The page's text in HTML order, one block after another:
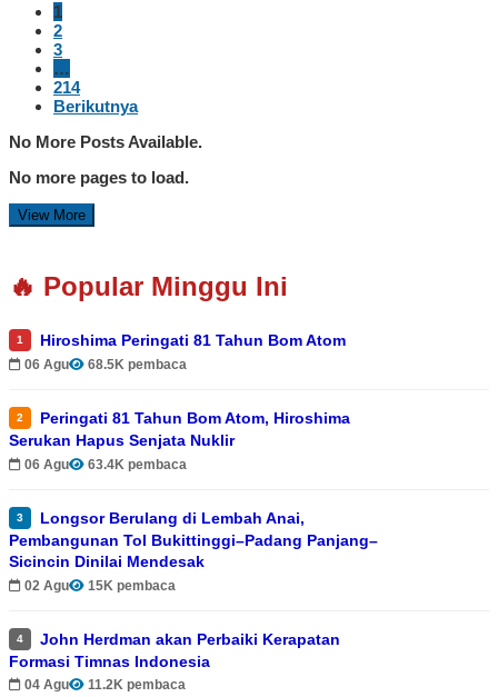
1
2
3
…
214
Berikutnya
No More Posts Available.
No more pages to load.
View More
🔥 Popular Minggu Ini
1 Hiroshima Peringati 81 Tahun Bom Atom
06 Agu 68.5K pembaca
2
Peringati 81 Tahun Bom Atom, Hiroshima
Serukan Hapus Senjata Nuklir
06 Agu 63.4K pembaca
3
Longsor Berulang di Lembah Anai,
Pembangunan Tol Bukittinggi–Padang Panjang–
Sicincin Dinilai Mendesak
02 Agu 15K pembaca
4
John Herdman akan Perbaiki Kerapatan
Formasi Timnas Indonesia
04 Agu 11.2K pembaca